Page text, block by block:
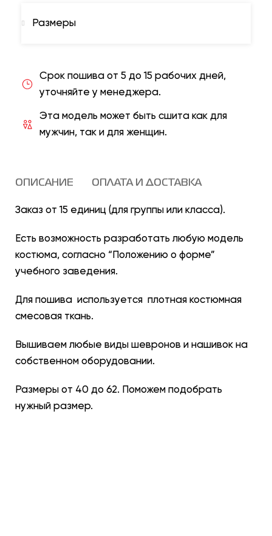
Размеры
Срок пошива от 5 до 15 рабочих дней,
уточняйте у менеджера.
Эта модель может быть сшита как для
мужчин, так и для женщин.
ОПИСАНИЕ ОПЛАТА И ДОСТАВКА
Заказ от 15 единиц (для группы или класса).
Есть возможность разработать любую модель
костюма, согласно “Положению о форме”
учебного заведения.
Для пошива используется плотная костюмная
смесовая ткань.
Вышиваем любые виды шевронов и нашивок на
собственном оборудовании.
Размеры от 40 до 62. Поможем подобрать
нужный размер.